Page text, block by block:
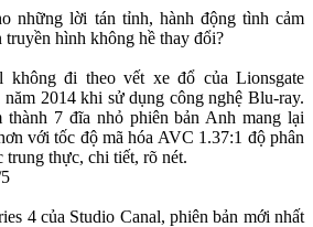
những lời tán tỉnh, hành động tình cảm
truyền hình không hề thay đổi?
không đi theo vết xe đổ của Lionsgate
2014 khi sử dụng công nghệ Blu-ray.
7 đĩa nhỏ phiên bản Anh mang lại
với tốc độ mã hóa AVC 1.37:1 độ phân
thực, chi tiết, rõ nét.
4 của Studio Canal, phiên bản mới nhất